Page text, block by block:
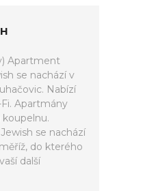
Apartment
se nachází v
Nabízí
Apartmány
se nachází
do kterého
další